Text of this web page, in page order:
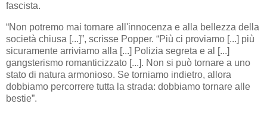
fascista.
“Non potremo mai tornare all'innocenza e alla bellezza della
società chiusa [...]”, scrisse Popper. “Più ci proviamo [...] più
sicuramente arriviamo alla [...] Polizia segreta e al [...]
gangsterismo romanticizzato [...]. Non si può tornare a uno
stato di natura armonioso. Se torniamo indietro, allora
dobbiamo percorrere tutta la strada: dobbiamo tornare alle
bestie”.